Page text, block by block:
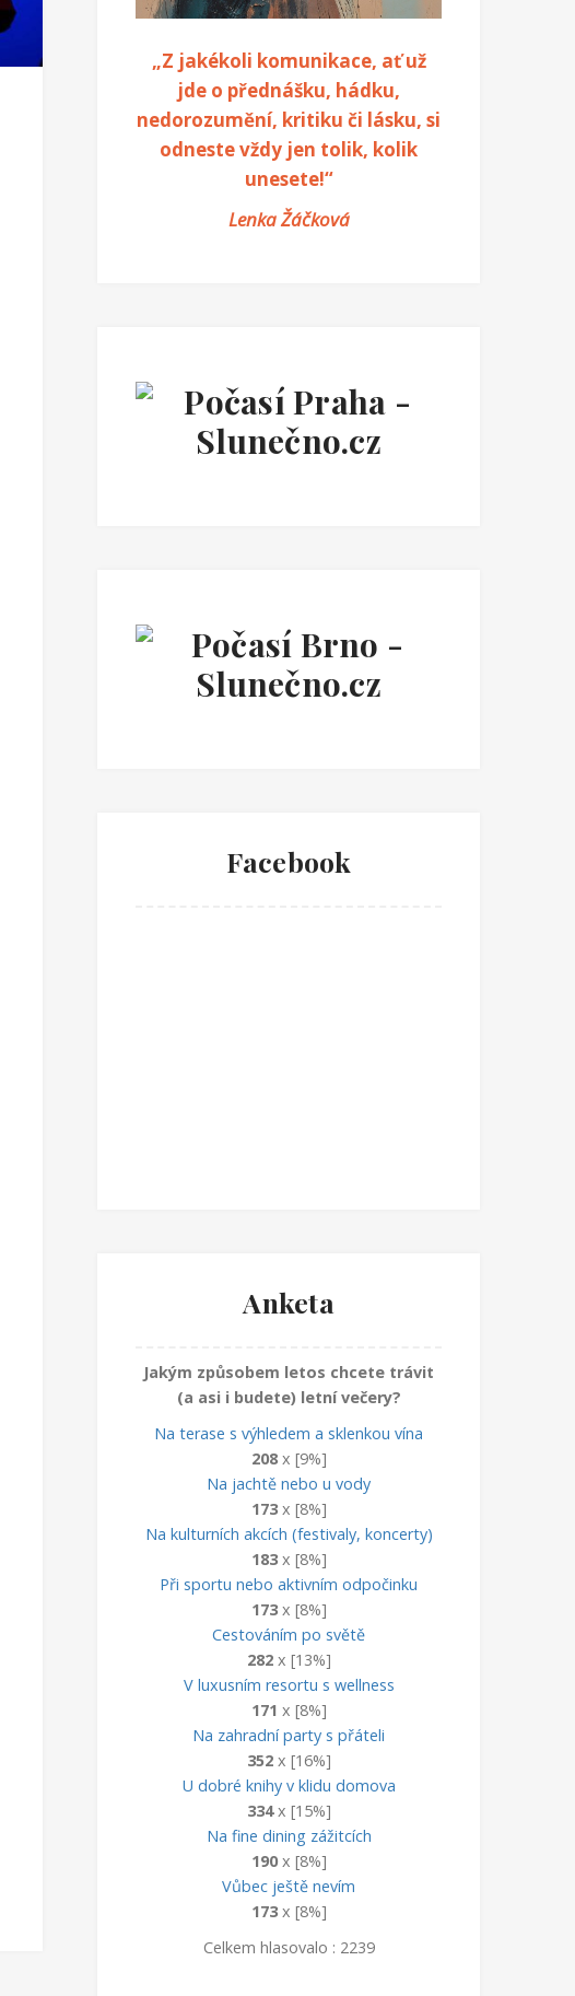
„Z jakékoli komunikace, ať už
jde o přednášku, hádku,
nedorozumění, kritiku či lásku, si
odneste vždy jen tolik, kolik
unesete!“
Lenka Žáčková
Facebook
Anketa
Jakým způsobem letos chcete trávit
(a asi i budete) letní večery?
Na terase s výhledem a sklenkou vína
208x [9%]
Na jachtě nebo u vody
173x [8%]
Na kulturních akcích (festivaly, koncerty)
183x [8%]
Při sportu nebo aktivním odpočinku
173x [8%]
Cestováním po světě
282x [13%]
V luxusním resortu s wellness
171 x [8%]
Na zahradní party s přáteli
352x [16%]
U dobré knihy v klidu domova
334x [15%]
Na fine dining zážitcích
190x [8%]
Vůbec ještě nevím
173x [8%]
Celkem hlasovalo : 2239